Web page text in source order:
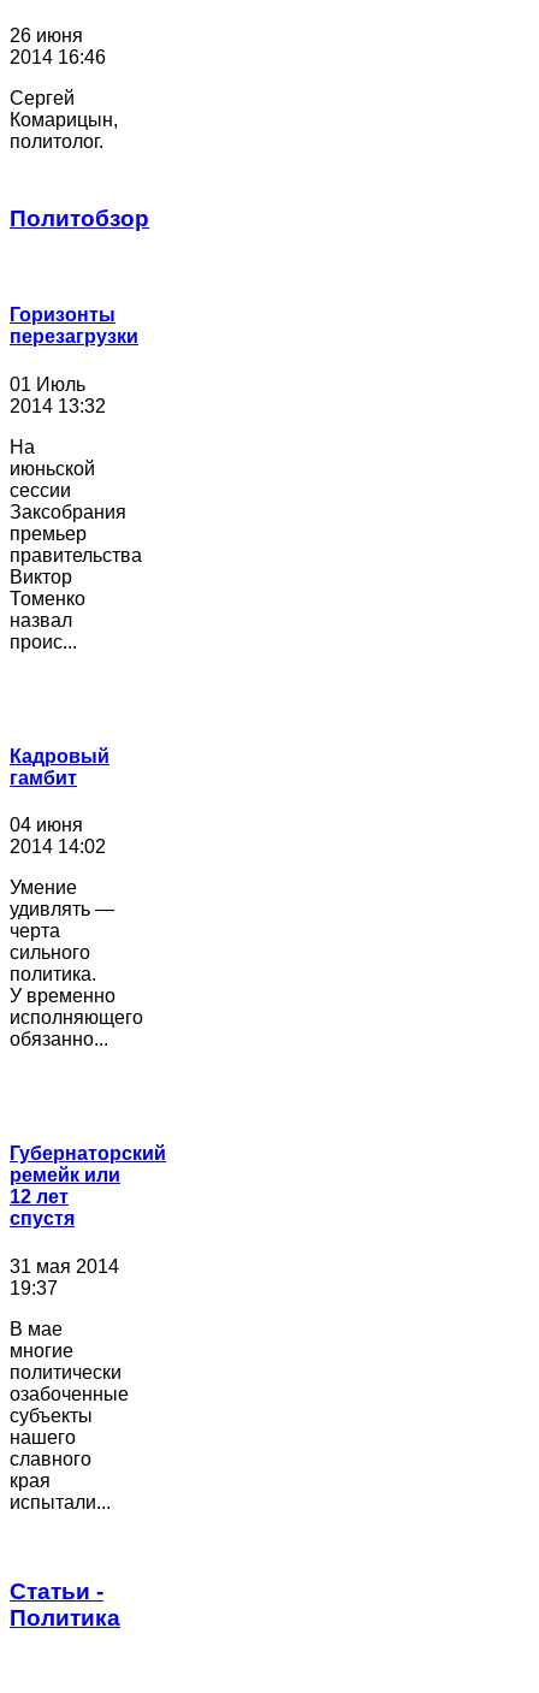
26 июня
2014 16:46
Сергей
Комарицын,
политолог.
Политобзор
Горизонты
перезагрузки
01 Июль
2014 13:32
На
июньской
сессии
Заксобрания
премьер
правительства
Виктор
Томенко
назвал
проис...
Кадровый
гамбит
04 июня
2014 14:02
Умение
удивлять —
черта
сильного
политика.
У временно
исполняющего
обязанно...
Губернаторский
ремейк или
12 лет
спустя
31 мая 2014
19:37
В мае
многие
политически
озабоченные
субъекты
нашего
славного
края
испытали...
Статьи -
Политика